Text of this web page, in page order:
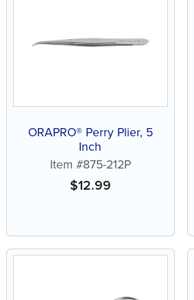
ORAPRO® Perry Plier, 5
Inch
Item #875-212P
$12.99